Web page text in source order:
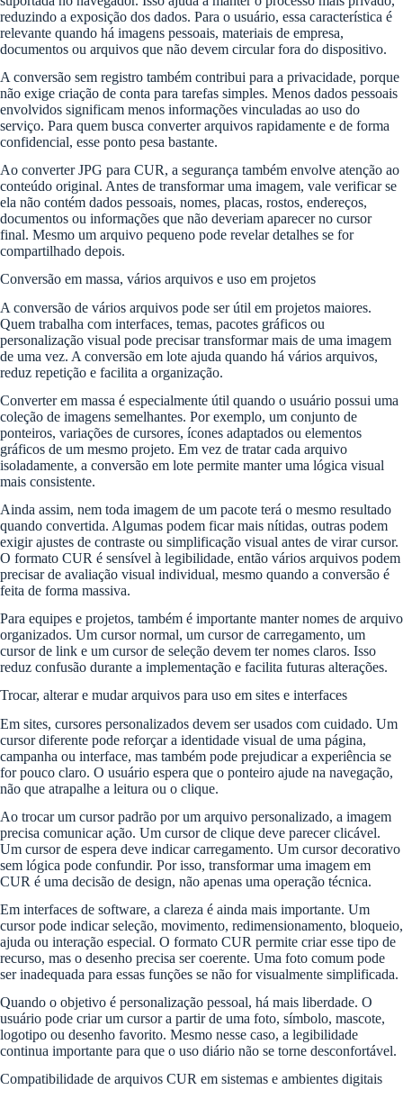
reduzindo a exposição dos dados. Para o usuário, essa característica é
relevante quando há imagens pessoais, materiais de empresa,
documentos ou arquivos que não devem circular fora do dispositivo.
A conversão sem registro também contribui para a privacidade, porque
não exige criação de conta para tarefas simples. Menos dados pessoais
envolvidos significam menos informações vinculadas ao uso do
serviço. Para quem busca converter arquivos rapidamente e de forma
confidencial, esse ponto pesa bastante.
Ao converter JPG para CUR, a segurança também envolve atenção ao
conteúdo original. Antes de transformar uma imagem, vale verificar se
ela não contém dados pessoais, nomes, placas, rostos, endereços,
documentos ou informações que não deveriam aparecer no cursor
final. Mesmo um arquivo pequeno pode revelar detalhes se for
compartilhado depois.
Conversão em massa, vários arquivos e uso em projetos
A conversão de vários arquivos pode ser útil em projetos maiores.
Quem trabalha com interfaces, temas, pacotes gráficos ou
personalização visual pode precisar transformar mais de uma imagem
de uma vez. A conversão em lote ajuda quando há vários arquivos,
reduz repetição e facilita a organização.
Converter em massa é especialmente útil quando o usuário possui uma
coleção de imagens semelhantes. Por exemplo, um conjunto de
ponteiros, variações de cursores, ícones adaptados ou elementos
gráficos de um mesmo projeto. Em vez de tratar cada arquivo
isoladamente, a conversão em lote permite manter uma lógica visual
mais consistente.
Ainda assim, nem toda imagem de um pacote terá o mesmo resultado
quando convertida. Algumas podem ficar mais nítidas, outras podem
exigir ajustes de contraste ou simplificação visual antes de virar cursor.
O formato CUR é sensível à legibilidade, então vários arquivos podem
precisar de avaliação visual individual, mesmo quando a conversão é
feita de forma massiva.
Para equipes e projetos, também é importante manter nomes de arquivo
organizados. Um cursor normal, um cursor de carregamento, um
cursor de link e um cursor de seleção devem ter nomes claros. Isso
reduz confusão durante a implementação e facilita futuras alterações.
Trocar, alterar e mudar arquivos para uso em sites e interfaces
Em sites, cursores personalizados devem ser usados com cuidado. Um
cursor diferente pode reforçar a identidade visual de uma página,
campanha ou interface, mas também pode prejudicar a experiência se
for pouco claro. O usuário espera que o ponteiro ajude na navegação,
não que atrapalhe a leitura ou o clique.
Ao trocar um cursor padrão por um arquivo personalizado, a imagem
precisa comunicar ação. Um cursor de clique deve parecer clicável.
Um cursor de espera deve indicar carregamento. Um cursor decorativo
sem lógica pode confundir. Por isso, transformar uma imagem em
CUR é uma decisão de design, não apenas uma operação técnica.
Em interfaces de software, a clareza é ainda mais importante. Um
cursor pode indicar seleção, movimento, redimensionamento, bloqueio,
ajuda ou interação especial. O formato CUR permite criar esse tipo de
recurso, mas o desenho precisa ser coerente. Uma foto comum pode
ser inadequada para essas funções se não for visualmente simplificada.
Quando o objetivo é personalização pessoal, há mais liberdade. O
usuário pode criar um cursor a partir de uma foto, símbolo, mascote,
logotipo ou desenho favorito. Mesmo nesse caso, a legibilidade
continua importante para que o uso diário não se torne desconfortável.
Compatibilidade de arquivos CUR em sistemas e ambientes digitais